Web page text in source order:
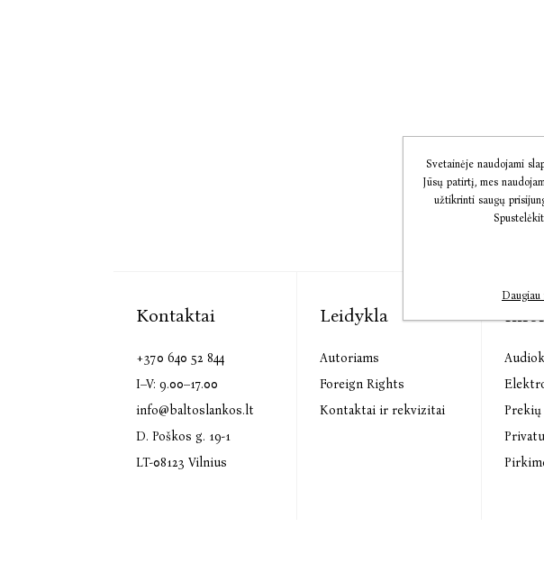
Kontaktai
+370 640 52 844
I–V: 9.00–17.00
info@baltoslankos.lt
D. Poškos g. 19-1
LT-08123 Vilnius
Leidykla
Autoriams
Foreign Rights
Kontaktai ir rekvizitai
Svetainėje naudojami
Jūsų patirtį, mes
užtikrinti saugų
Daugiau